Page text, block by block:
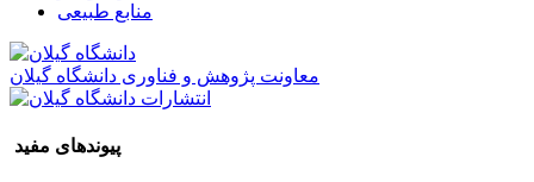
منابع طبیعی
معاونت پژوهش و فناوری دانشگاه گیلان
پیوندهای مفید